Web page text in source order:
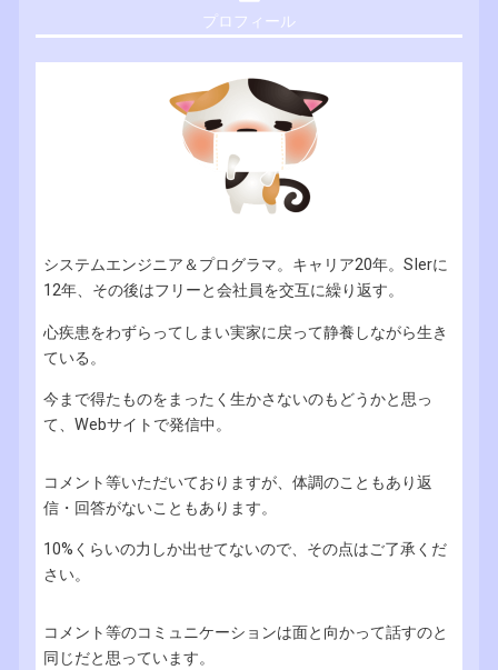
プロフィール
システムエンジニア＆プログラマ。キャリア20年。SIerに
12年、その後はフリーと会社員を交互に繰り返す。
心疾患をわずらってしまい実家に戻って静養しながら生き
ている。
今まで得たものをまったく生かさないのもどうかと思っ
て、Webサイトで発信中。
コメント等いただいておりますが、体調のこともあり返
信・回答がないこともあります。
10%くらいの力しか出せてないので、その点はご了承くだ
さい。
コメント等のコミュニケーションは面と向かって話すのと
同じだと思っています。